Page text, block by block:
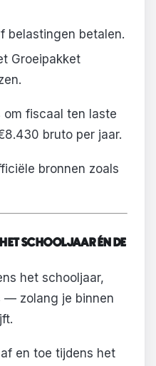
belastingen betalen.
Groeipakket
fiscaal ten laste
bruto per jaar.
bronnen zoals
SCHOOLJAAR ÉN DE
het schooljaar,
— zolang je binnen
en toe tijdens het